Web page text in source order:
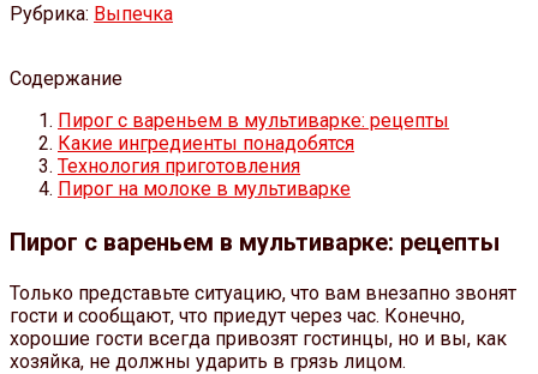
Рубрика: Выпечка
Содержание
Пирог с вареньем в мультиварке: рецепты
Какие ингредиенты понадобятся
Технология приготовления
Пирог на молоке в мультиварке
Пирог с вареньем в мультиварке: рецепты
Только представьте ситуацию, что вам внезапно звонят
гости и сообщают, что приедут через час. Конечно,
хорошие гости всегда привозят гостинцы, но и вы, как
хозяйка, не должны ударить в грязь лицом.